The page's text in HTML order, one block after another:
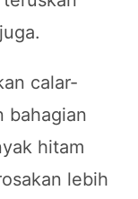
calar-
bahagian
hitam
lebih